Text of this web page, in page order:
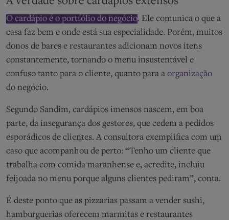
O cardápio é o portfólio do negócio. Ele comunica o que a
casa faz bem e onde está sua especialidade. Porém, muitos
donos de bares e restaurantes adicionam novos itens
constantemente, tornando o menu insustentável e
confuso tanto para o cliente, quanto para a organização
do negócio.
Segundo Sandim, cardápios imensos nascem, em boa
parte, da insegurança dos gestores, que cedem a pedidos
esporádicos de clientes. A consultora exemplifica com um
caso que acompanhou de perto: “Tenho um cliente que
trabalha com comida maranhense e, acredite, incluiu
feijoada no menu porque alguns clientes pediram”, conta.
É deste ponto que as pizzarias passam a vender sushi,
hamburguerias oferecem marmitas e restaurantes